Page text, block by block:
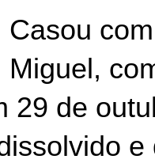
Casou
Miguel,
29 de